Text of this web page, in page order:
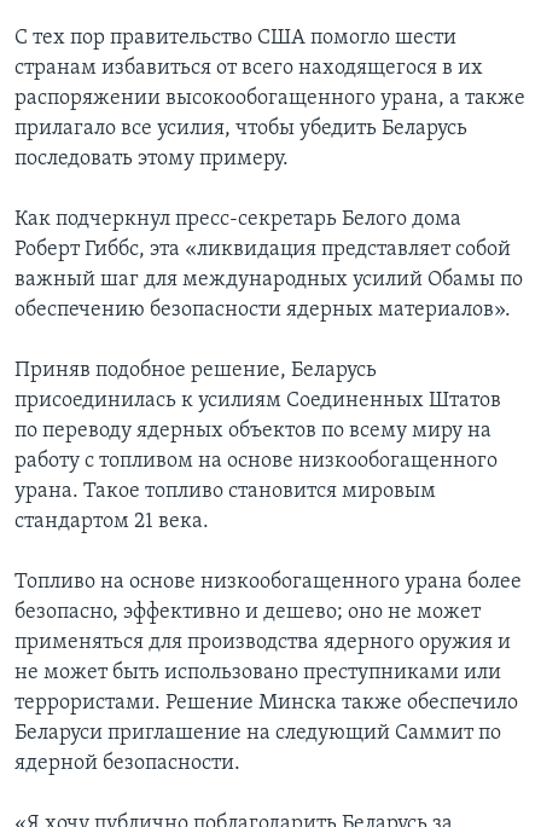
С тех пор правительство США помогло шести
странам избавиться от всего находящегося в их
распоряжении высокообогащенного урана, а также
прилагало все усилия, чтобы убедить Беларусь
последовать этому примеру.
Как подчеркнул пресс-секретарь Белого дома
Роберт Гиббс, эта «ликвидация представляет собой
важный шаг для международных усилий Обамы по
обеспечению безопасности ядерных материалов».
Приняв подобное решение, Беларусь
присоединилась к усилиям Соединенных Штатов
по переводу ядерных объектов по всему миру на
работу с топливом на основе низкообогащенного
урана. Такое топливо становится мировым
стандартом 21 века.
Топливо на основе низкообогащенного урана более
безопасно, эффективно и дешево; оно не может
применяться для производства ядерного оружия и
не может быть использовано преступниками или
террористами. Решение Минска также обеспечило
Беларуси приглашение на следующий Саммит по
ядерной безопасности.